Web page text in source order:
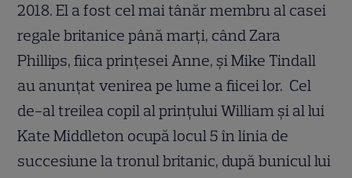
2018. El a fost cel mai tânăr membru al casei
regale britanice până marţi, când Zara
Phillips, fiica prinţesei Anne, şi Mike Tindall
au anunţat venirea pe lume a fiicei lor. Cel
de-al treilea copil al prinţului William şi al lui
Kate Middleton ocupă locul 5 în linia de
succesiune la tronul britanic, după bunicul lui